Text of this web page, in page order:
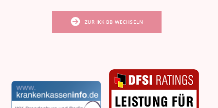
ZUR IKK BB WECHSELN